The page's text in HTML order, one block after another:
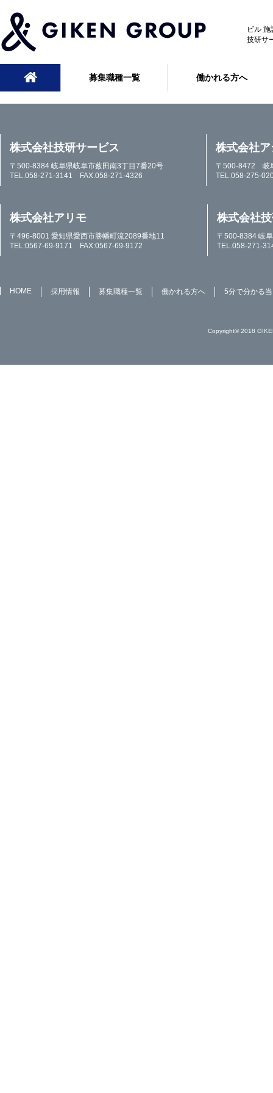
ビル
技研サ
募集職種一覧 働かれる方へ
株式会社技研サービス
〒500-8384 岐阜県岐阜市薮田南3丁目7番20号
TEL.058-271-3141 FAX.058-271-4326
株式会社
〒500-8472 岐
TEL.058-275-
株式会社アリモ
〒496-8001 愛知県愛西市勝幡町流2089番地11
TEL:0567-69-9171 FAX:0567-69-9172
株式会社
〒500-8384 岐
TEL.058-271-
HOME 採用情報 募集職種一覧 働かれる方へ 5分で分かる
Copyright© 2018